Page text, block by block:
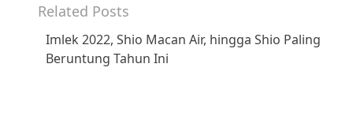
Related Posts
Imlek 2022, Shio Macan Air, hingga Shio Paling
Beruntung Tahun Ini